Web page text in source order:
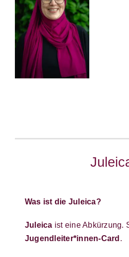
Was ist die Juleica?
Juleica ist eine Abkürzung.
Jugendleiter*innen-Card .